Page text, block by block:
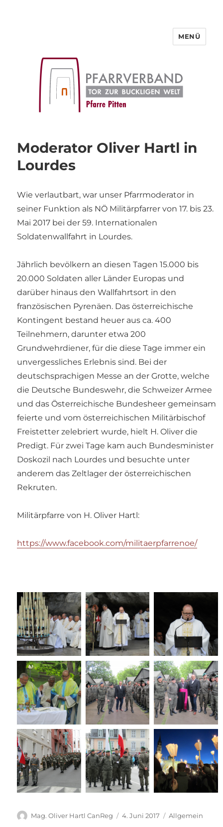
MENÜ
Moderator Oliver Hartl in
Lourdes
Wie verlautbart, war unser Pfarrmoderator in
seiner Funktion als NÖ Militärpfarrer von 17. bis 23.
Mai 2017 bei der 59. Internationalen
Soldatenwallfahrt in Lourdes.
Jährlich bevölkern an diesen Tagen 15.000 bis
20.000 Soldaten aller Länder Europas und
darüber hinaus den Wallfahrtsort in den
französischen Pyrenäen. Das österreichische
Kontingent bestand heuer aus ca. 400
Teilnehmern, darunter etwa 200
Grundwehrdiener, für die diese Tage immer ein
unvergessliches Erlebnis sind. Bei der
deutschsprachigen Messe an der Grotte, welche
die Deutsche Bundeswehr, die Schweizer Armee
und das Österreichische Bundesheer gemeinsam
feierte und vom österreichischen Militärbischof
Freistetter zelebriert wurde, hielt H. Oliver die
Predigt. Für zwei Tage kam auch Bundesminister
Doskozil nach Lourdes und besuchte unter
anderem das Zeltlager der österreichischen
Rekruten.
Militärpfarre von H. Oliver Hartl:
https://www.facebook.com/militaerpfarrenoe/
Autor
Mag. Oliver Hartl CanReg
Veröffentlicht
4. Juni 2017 Kategorien
Allgemein